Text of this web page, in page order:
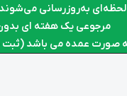
به‌روزرسانی می‌شوند. آخرین
مرجوعی یک هفته ای
عمده می باشد (ثبت سفارش از 7